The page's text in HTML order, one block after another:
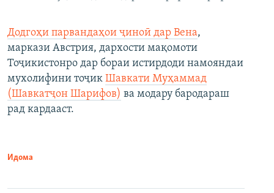
Додгоҳи парвандаҳои ҷиноӣ дар Вена,
маркази Австрия, дархости мақомоти
Тоҷикистонро дар бораи истирдоди намояндаи
мухолифини тоҷик Шавкати Муҳаммад
(Шавкатҷон Шарифов) ва модару бародараш
рад кардааст.
Идома